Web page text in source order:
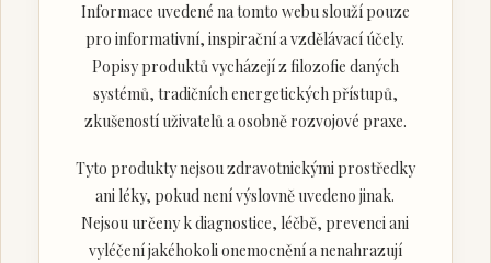
Informace uvedené na tomto webu slouží pouze
pro informativní, inspirační a vzdělávací účely.
Popisy produktů vycházejí z filozofie daných
systémů, tradičních energetických přístupů,
zkušeností uživatelů a osobně rozvojové praxe.
Tyto produkty nejsou zdravotnickými prostředky
ani léky, pokud není výslovně uvedeno jinak.
Nejsou určeny k diagnostice, léčbě, prevenci ani
vyléčení jakéhokoli onemocnění a nenahrazují